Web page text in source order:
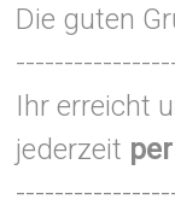
Die guten
Ihr erreicht
jederzeit